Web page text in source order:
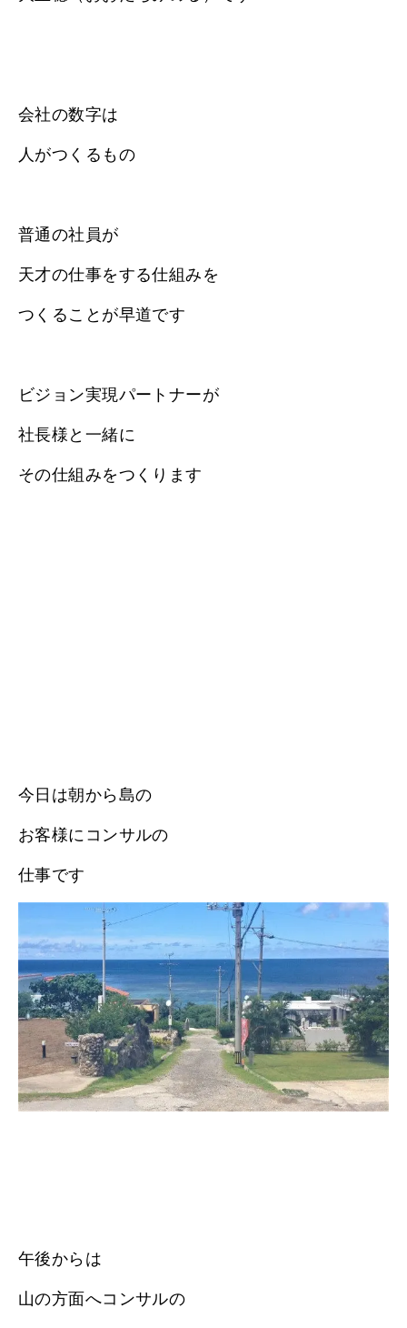
会社の数字は
人がつくるもの
普通の社員が
天才の仕事をする仕組みを
つくることが早道です
ビジョン実現パートナーが
社長様と一緒に
その仕組みをつくります
今日は朝から島の
お客様にコンサルの
仕事です
午後からは
山の方面へコンサルの